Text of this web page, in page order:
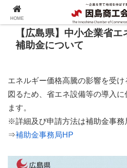
【広島県】中小企業省
補助金について
エネルギー価格高騰の影響を受
図るため、省エネ設備等の導入
ます。
※詳細及び申請方法は補助金事務
⇒​補助金事務局HP
HOME